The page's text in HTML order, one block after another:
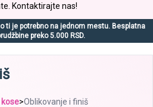
Kontaktirajte nas!
ti je potrebno na jednom mestu. Besplatna
preko 5.000 RSD.
>Oblikovanje i finiš